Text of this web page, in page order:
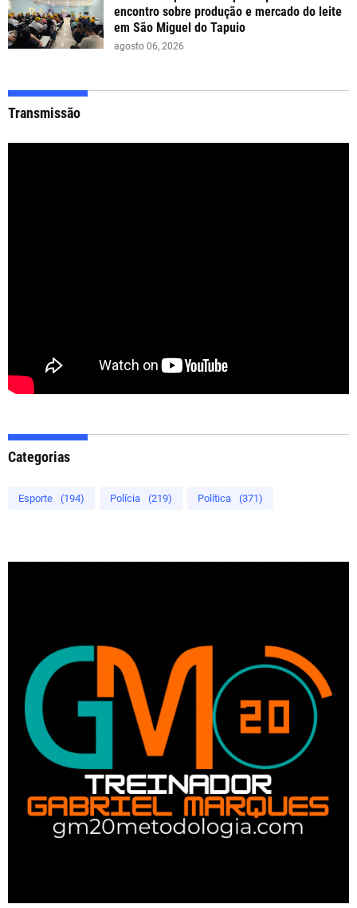
encontro sobre produção e mercado do leite
em São Miguel do Tapuio
agosto 06, 2026
Transmissão
Categorias
Esporte (194) Polícia (219) Política (371)